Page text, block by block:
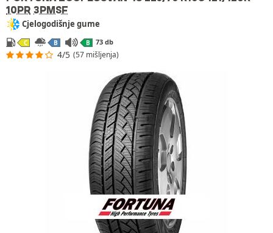
10PR 3PMSF
Cjelogodišnje gume
C B B 73 db
4/5 (57 mišljenja)